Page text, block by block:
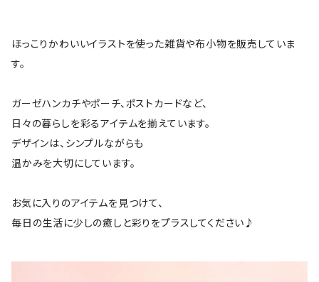
ほっこりかわいいイラストを使った雑貨や布小物を販売していま
す。
ガーゼハンカチやポーチ、ポストカードなど、
日々の暮らしを彩るアイテムを揃えています。
デザインは、シンプルながらも
温かみを大切にしています。
お気に入りのアイテムを見つけて、
毎日の生活に少しの癒しと彩りをプラスしてください♪